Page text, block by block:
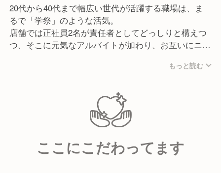
20代から40代まで幅広い世代が活躍する職場は、ま
るで「学祭」のような活気。
店舗では正社員2名が責任者としてどっしりと構えつ
つ、そこに元気なアルバイトが加わり、お互いにニッ
また、私たちが大切にしているのは「心地よい距離
感」。年に数回、親睦を深める飲み会などはあります
が、プライベートに過剰に干渉することはありませ
ん。仕事中は全力で協力し合い、オフはそれぞれの時
間を尊重する。そんな「大人なチームワーク」が、離
職率の低さにも繋がっています。
もっと読む
ここにこだわってます